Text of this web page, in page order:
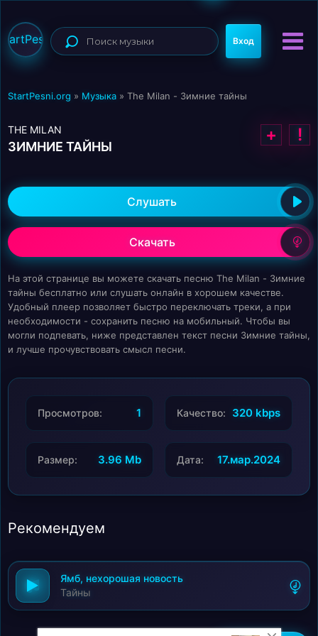
Вход
StartPesni.org » Музыка » The Milan - Зимние тайны
THE MILAN
ЗИМНИЕ ТАЙНЫ
+ !
Слушать
Скачать
На этой странице вы можете скачать песню The Milan - Зимние
тайны бесплатно или слушать онлайн в хорошем качестве.
Удобный плеер позволяет быстро переключать треки, а при
необходимости - сохранить песню на мобильный. Чтобы вы
могли подпевать, ниже представлен текст песни Зимние тайны,
и лучше прочувствовать смысл песни.
Просмотров: 1 Качество: 320 kbps
Размер: 3.96 Mb Дата: 17.мар.2024
Рекомендуем
Ямб, нехорошая новость
Тайны